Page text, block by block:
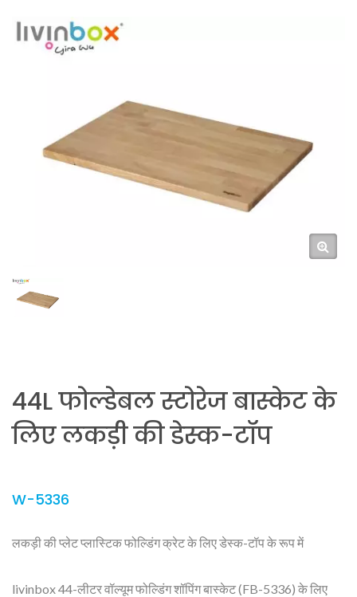
44L फोल्डेबल स्टोरेज बास्केट के
लिए लकड़ी की डेस्क-टॉप
W-5336
लकड़ी की प्लेट प्लास्टिक फोल्डिंग क्रेट के लिए डेस्क-टॉप के रूप में
livinbox 44-लीटर वॉल्यूम फोल्डिंग शॉपिंग बास्केट (FB-5336) के लिए